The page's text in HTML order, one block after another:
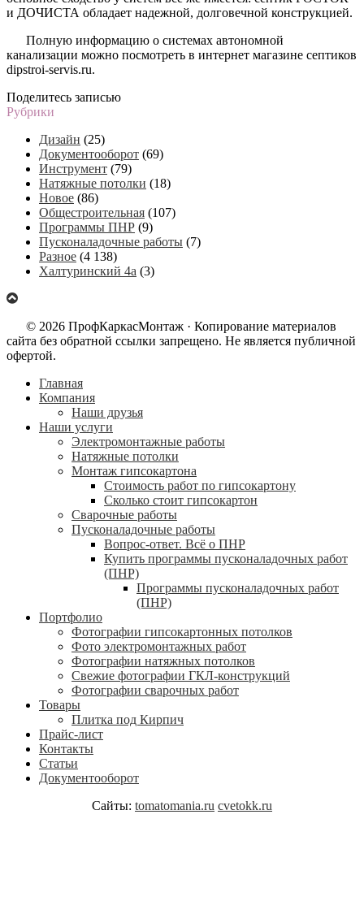
и ДОЧИСТА обладает надежной, долговечной конструкцией.
Полную информацию о системах автономной
канализации можно посмотреть в интернет магазине септиков
dipstroi-servis.ru.
Поделитесь записью
Рубрики
Дизайн (25)
Документооборот (69)
Инструмент (79)
Натяжные потолки (18)
Новое (86)
Общестроительная (107)
Программы ПНР (9)
Пусконаладочные работы (7)
Разное (4 138)
Халтуринский 4а (3)
© 2026 ПрофКаркасМонтаж · Копирование материалов
сайта без обратной ссылки запрещено. Не является публичной
офертой.
Главная
Компания
Наши друзья
Наши услуги
Электромонтажные работы
Натяжные потолки
Монтаж гипсокартона
Стоимость работ по гипсокартону
Сколько стоит гипсокартон
Сварочные работы
Пусконаладочные работы
Вопрос-ответ. Всё о ПНР
Купить программы пусконаладочных работ
(ПНР)
Программы пусконаладочных работ
(ПНР)
Портфолио
Фотографии гипсокартонных потолков
Фото электромонтажных работ
Фотографии натяжных потолков
Свежие фотографии ГКЛ-конструкций
Фотографии сварочных работ
Товары
Плитка под Кирпич
Прайс-лист
Контакты
Статьи
Документооборот
Сайты: tomatomania.ru cvetokk.ru